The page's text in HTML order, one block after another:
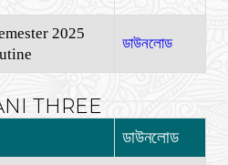
2025
ডাউনলোড
THREE
ডাউনলোড